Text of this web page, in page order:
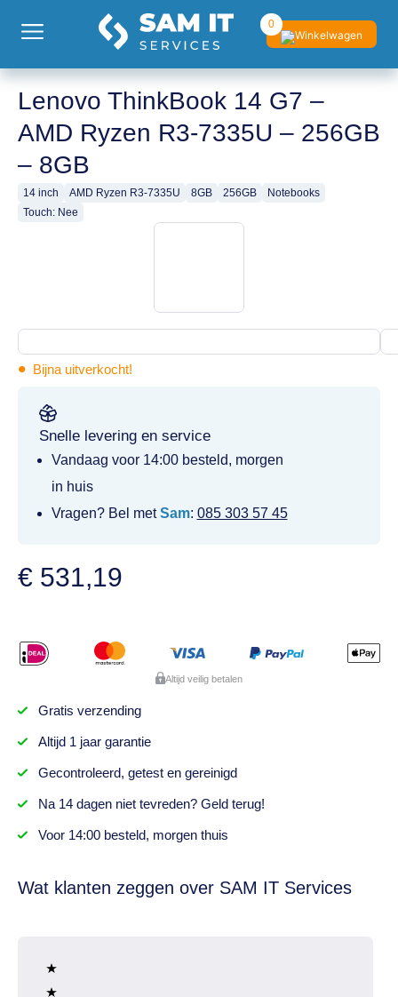
0
Lenovo ThinkBook 14 G7 –
AMD Ryzen R3-7335U – 256GB
– 8GB
14 inch AMD Ryzen R3-7335U 8GB 256GB
Notebooks
Touch: Nee
• Bijna uitverkocht!
Snelle levering en service
Vandaag voor 14:00 besteld, morgen
in huis
Vragen? Bel metSam: 085 303 57 45
€ 531,19
Altijd veilig betalen
Gratis verzending
Altijd 1 jaargarantie
Gecontroleerd, getesten gereinigd
Na 14 dagenniet tevreden? Geld terug!
Voor 14:00 besteld, morgen thuis
Wat klanten zeggen over SAM IT Services